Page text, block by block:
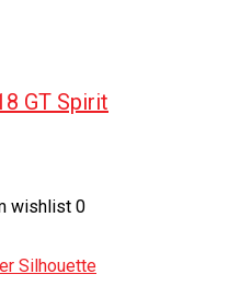
GT Spirit
wishlist 0